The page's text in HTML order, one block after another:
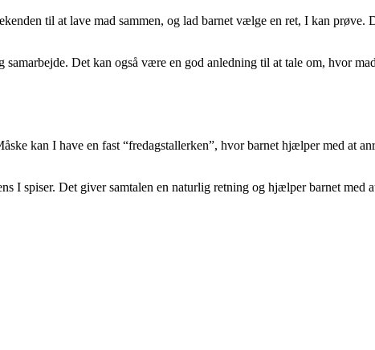
til at lave mad sammen, og lad barnet vælge en ret, I kan prøve.
Det kan også være en god anledning til at tale om, hvor
kan I have en fast “fredagstallerken”, hvor barnet hjælper med at
I spiser. Det giver samtalen en naturlig retning og hjælper barnet med